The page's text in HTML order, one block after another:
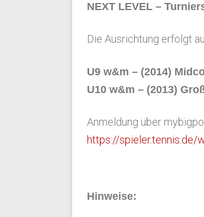
NEXT LEVEL –
Die Ausrichtung erfolgt
U9 w&m – (2014)
U10 w&m – (2013)
Anmeldung über
https://spieler.tennis.de/
Hinweise: